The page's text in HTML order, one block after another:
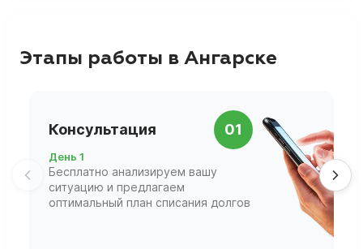
Этапы работы в Ангарске
Консультация 01
День 1
Бесплатно анализируем вашу
ситуацию и предлагаем
оптимальный план списания долгов